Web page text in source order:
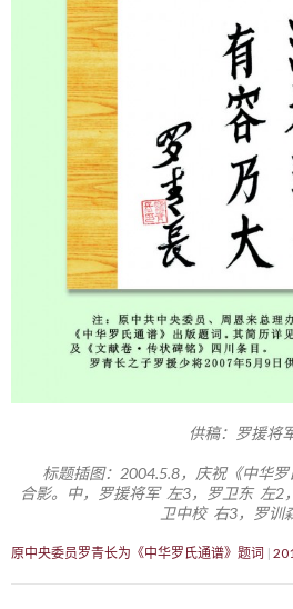
供稿：罗援
标题插图：2004.5.8，庆祝《中华
合影。中，罗援将军 左3，罗卫东 左2
卫中校 右3，罗训
原中央委员罗青长为《中华罗氏通谱》题词